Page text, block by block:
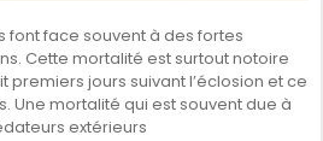
face souvent à des fortes
Cette mortalité est surtout notoire
jours suivant l’éclosion et ce
Une mortalité qui est souvent due à
extérieurs